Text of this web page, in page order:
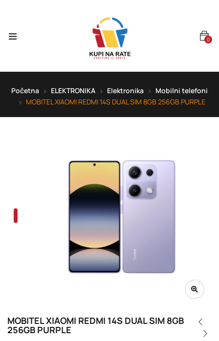
0
Početna ELEKTRONIKA Elektronika
Mobilni telefoni
MOBITEL XIAOMI REDMI 14S DUAL SIM 8GB 256GB PURPLE
MOBITEL XIAOMI REDMI 14S DUAL SIM 8GB
256GB PURPLE